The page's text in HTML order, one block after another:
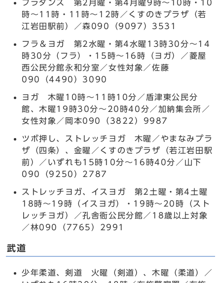
フラダンス 第2月曜・第4月曜9時～10時・10
時～11時・11時～12時／くすのきプラザ（若
江岩田駅前）／森090（9097）3531
フラ＆ヨガ 第2水曜・第4水曜13時30分～14
時30分（フラ）・15時～16時（ヨガ）／菱屋
西公民分館永和分室／女性対象／佐藤
090（4490）3090
ヨガ 木曜10時～11時10分／盾津東公民分
館、木曜19時30分～20時40分／加納集会所／
女性対象／岡本090（3822）9987
ツボ押し、ストレッチヨガ 木曜／やまなみプラ
ザ（四条）、金曜／くすのきプラザ（若江岩田駅
前）／いずれも15時10分～16時40分／山下
090（9250）2787
ストレッチヨガ、イスヨガ 第2土曜・第4土曜
18時～19時（イスヨガ）・19時～20時（スト
レッチヨガ）／孔舎衙公民分館／18歳以上対象
／林090（7765）2991
武道
少年柔道、剣道 火曜（剣道）、木曜（柔道）／